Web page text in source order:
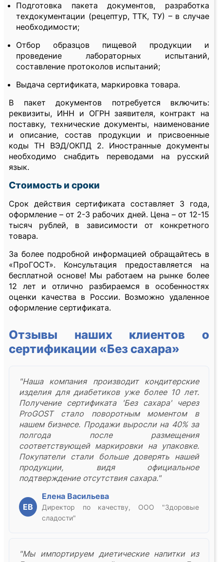
Подготовка пакета документов, разработка
техдокументации (рецептур, ТТК, ТУ) – в случае
необходимости;
Отбор образцов пищевой продукции и
проведение лабораторных испытаний,
составление протоколов испытаний;
Выдача сертификата, маркировка товара.
В пакет документов потребуется включить:
реквизиты, ИНН и ОГРН заявителя, контракт на
поставку, технические документы, наименование
и описание, состав продукции и присвоенные
коды ТН ВЭД/ОКПД 2. Иностранные документы
необходимо снабдить переводами на русский
язык.
Стоимость и сроки
Срок действия сертификата составляет 3 года,
оформление – от 2-3 рабочих дней. Цена – от 12-15
тысяч рублей, в зависимости от конкретного
товара.
За более подробной информацией обращайтесь в
«ПроГОСТ». Консультация предоставляется на
бесплатной основе! Мы работаем на рынке более
12 лет и отлично разбираемся в особенностях
оценки качества в России. Возможно удаленное
оформление сертификата.
Отзывы наших клиентов о
сертификации «Без сахара»
"Наша компания производит кондитерские
изделия для диабетиков уже более 10 лет.
Получение сертификата 'Без сахара' через
ProGOST стало поворотным моментом в
нашем бизнесе. Продажи выросли на 40% за
полгода после размещения
соответствующей маркировки на упаковке.
Покупатели стали больше доверять нашей
продукции, видя официальное
подтверждение отсутствия сахара."
ЕВ
Елена Васильева
Директор по качеству, ООО "Здоровые
сладости"
"Мы импортируем диетические напитки из